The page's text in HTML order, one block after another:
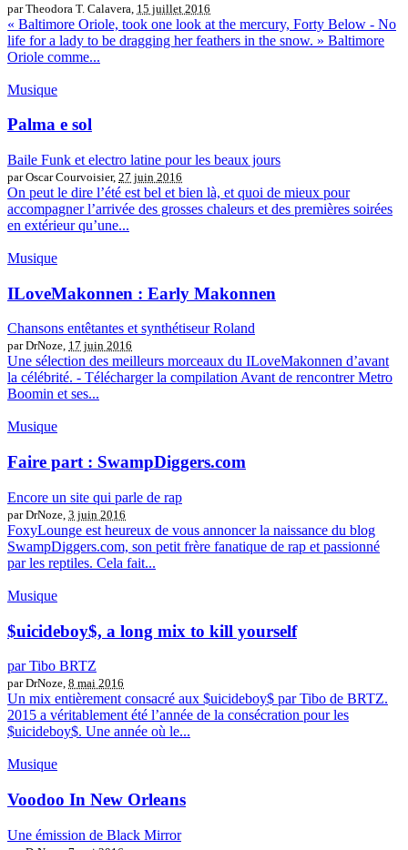
par Theodora T. Calavera, 15 juillet 2016
« Baltimore Oriole, took one look at the mercury, Forty Below - No
life for a lady to be dragging her feathers in the snow. » Baltimore
Oriole comme...
Musique
Palma e sol
Baile Funk et electro latine pour les beaux jours
par Oscar Courvoisier, 27 juin 2016
On peut le dire l’été est bel et bien là, et quoi de mieux pour
accompagner l’arrivée des grosses chaleurs et des premières soirées
en extérieur qu’une...
Musique
ILoveMakonnen : Early Makonnen
Chansons entêtantes et synthétiseur Roland
par DrNoze, 17 juin 2016
Une sélection des meilleurs morceaux du ILoveMakonnen d’avant
la célébrité. - Télécharger la compilation Avant de rencontrer Metro
Boomin et ses...
Musique
Faire part : SwampDiggers.com
Encore un site qui parle de rap
par DrNoze, 3 juin 2016
FoxyLounge est heureux de vous annoncer la naissance du blog
SwampDiggers.com, son petit frère fanatique de rap et passionné
par les reptiles. Cela fait...
Musique
$uicideboy$, a long mix to kill yourself
par Tibo BRTZ
par DrNoze, 8 mai 2016
Un mix entièrement consacré aux $uicideboy$ par Tibo de BRTZ.
2015 a véritablement été l’année de la consécration pour les
$uicideboy$. Une année où le...
Musique
Voodoo In New Orleans
Une émission de Black Mirror